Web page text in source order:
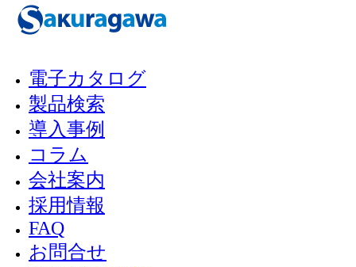
電子カタログ
製品検索
導入事例
コラム
会社案内
採用情報
FAQ
お問合せ
製品情報
Home /